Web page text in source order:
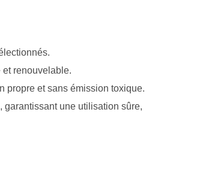
renouvelable.
propre et sans émission toxique.
garantissant une utilisation sûre,